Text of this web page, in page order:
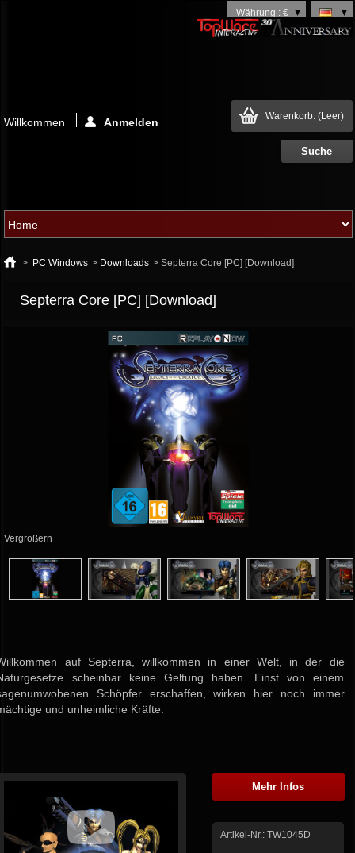
Währung : €
Warenkorb: (Leer)
Willkommen Anmelden
> PC Windows > Downloads > Septerra Core [PC] [Download]
Septerra Core [PC] [Download]
Vergrößern
auf Septerra, willkommen in einer Welt, in der die
scheinbar keine Geltung haben. Einst von einem
Schöpfer erschaffen, wirken hier noch immer
und unheimliche Kräfte.
Mehr Infos
Artikel-Nr.: TW1045D